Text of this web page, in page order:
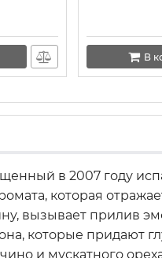
В
в 2007 году
которая
вызывает прилив
которые придают
и мускатного